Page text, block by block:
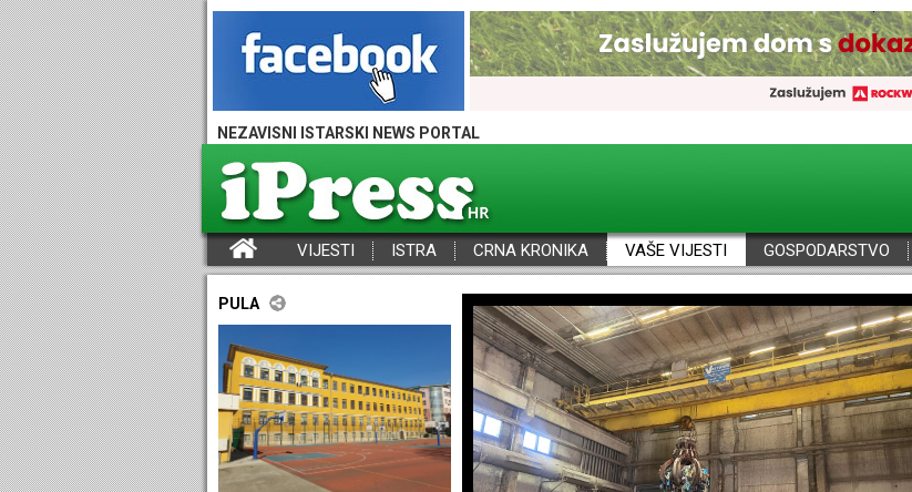
NEZAVISNI ISTARSKI NEWS PORTAL
VIJESTI ISTRA CRNA KRONIKA VAŠE VIJESTI GOSPODARSTVO
PULA